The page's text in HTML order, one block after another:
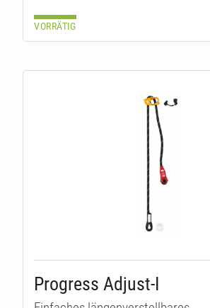
VORRÄTIG
Progress Adjust-I